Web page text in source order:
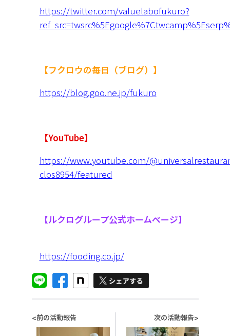
https://twitter.com/valuelabofukuro?
【フクロウの毎日（ブログ）】
https://blog.goo.ne.jp/fukuro
【YouTube】
https://www.youtube.com/
clos8954/featured
【ルクログループ公式ホームページ】
https://fooding.co.jp/
<前の活動報告 次の活動報告>